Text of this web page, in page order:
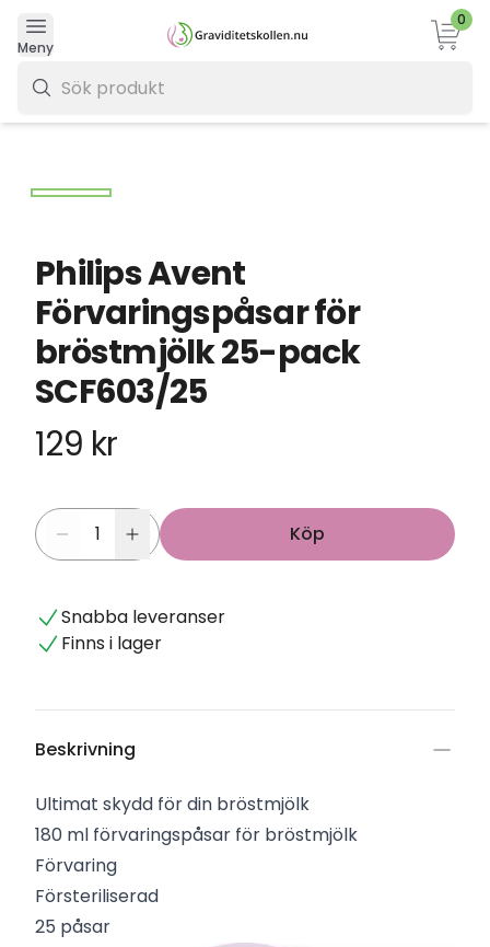
Meny
0
Philips Avent
Förvaringspåsar för
bröstmjölk 25-pack
SCF603/25
129 kr
Köp
Snabba leveranser
Finns i lager
Beskrivning
Ultimat skydd för din bröstmjölk
180 ml förvaringspåsar för bröstmjölk
Förvaring
Försteriliserad
25 påsar